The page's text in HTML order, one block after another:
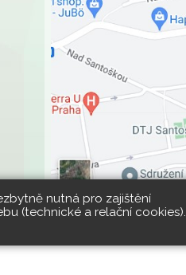
nutná pro zajištění
(technické a relační cookies).